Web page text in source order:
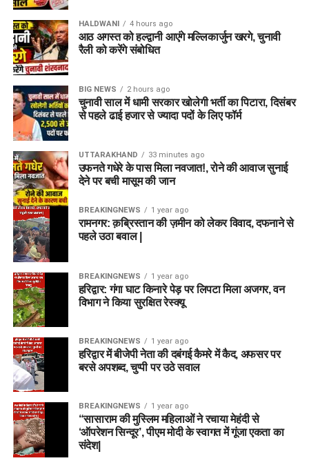
HALDWANI 4 hours ago
आठ अगस्त को हल्द्वानी आएंगे मल्लिकार्जुन खरगे, चुनावी
रैली को करेंगे संबोधित
BIG NEWS 2 hours ago
चुनावी साल में धामी सरकार खोलेगी भर्ती का पिटारा, दिसंबर
से पहले ढाई हजार से ज्यादा पदों के लिए फॉर्म
UTTARAKHAND 33 minutes ago
उफनते गधेरे के पास मिला नवजात!, रोने की आवाज सुनाई
देने पर बची मासूम की जान
BREAKINGNEWS 1 year ago
रामनगर: क़ब्रिस्तान की ज़मीन को लेकर विवाद, दफनाने से
पहले उठा बवाल |
BREAKINGNEWS 1 year ago
हरिद्वार: गंगा घाट किनारे पेड़ पर लिपटा मिला अजगर, वन
विभाग ने किया सुरक्षित रेस्क्यू
BREAKINGNEWS 1 year ago
हरिद्वार में बीजेपी नेता की दबंगई कैमरे में कैद, अफसर पर
बरसे अपशब्द, चुप्पी पर उठे सवाल
BREAKINGNEWS 1 year ago
“सासाराम की मुस्लिम महिलाओं ने रचाया मेहंदी से
‘ऑपरेशन सिन्दूर’, पीएम मोदी के स्वागत में गूंजा एकता का
संदेश|